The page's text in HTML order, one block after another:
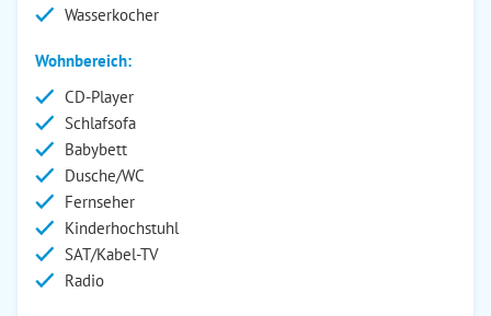
Wasserkocher
Wohnbereich:
CD-Player
Schlafsofa
Babybett
Dusche/WC
Fernseher
Kinderhochstuhl
SAT/Kabel-TV
Radio